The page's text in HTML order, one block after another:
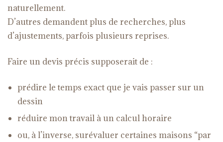
naturellement.
D’autres demandent plus de recherches, plus
d’ajustements, parfois plusieurs reprises.
Faire un devis précis supposerait de :
prédire le temps exact que je vais passer sur un
dessin
réduire mon travail à un calcul horaire
ou, à l’inverse, surévaluer certaines maisons “par